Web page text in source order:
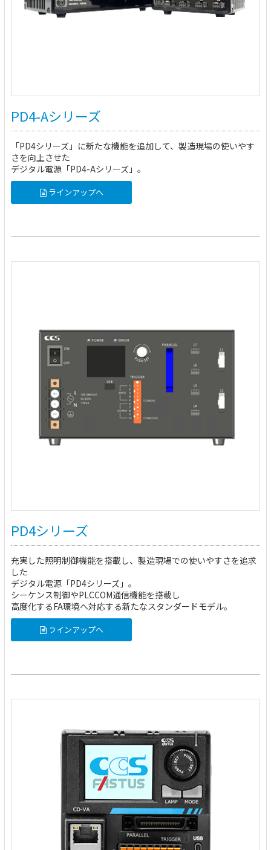
PD4-Aシリーズ
「PD4シリーズ」に新たな機能を追加して、製造現場の使いやす
さを向上させた
デジタル電源「PD4-Aシリーズ」。
ラインアップへ
PD4シリーズ
充実した照明制御機能を搭載し、製造現場での使いやすさを追求
した
デジタル電源「PD4シリーズ」。
シーケンス制御やPLCCOM通信機能を搭載し
高度化するFA環境へ対応する新たなスタンダードモデル。
ラインアップへ